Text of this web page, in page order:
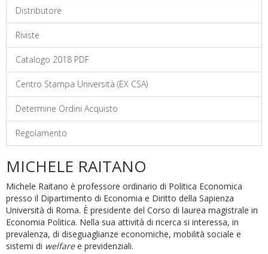
Distributore
Riviste
Catalogo 2018 PDF
Centro Stampa Università (EX CSA)
Determine Ordini Acquisto
Regolamento
MICHELE RAITANO
Michele Raitano è professore ordinario di Politica Economica
presso il Dipartimento di Economia e Diritto della Sapienza
Università di Roma. È presidente del Corso di laurea magistrale in
Economia Politica. Nella sua attività di ricerca si interessa, in
prevalenza, di diseguaglianze economiche, mobilità sociale e
sistemi di welfaree previdenziali.